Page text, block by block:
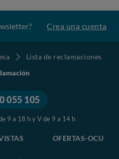
Crea una cuenta
Lista de reclamaciones
055 105
9 a 18 h y V de 9 a 14 h
OFERTAS-OCU